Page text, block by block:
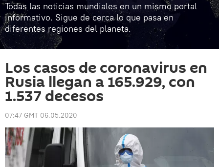
Todas las noticias mundiales en un mismo portal
informativo. Sigue de cerca lo que pasa en
diferentes regiones del planeta.
Los casos de coronavirus en
Rusia llegan a 165.929, con
1.537 decesos
07:47 GMT 06.05.2020